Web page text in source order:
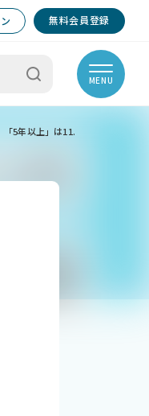
無料会員登録
MENU
5年以上」は11.